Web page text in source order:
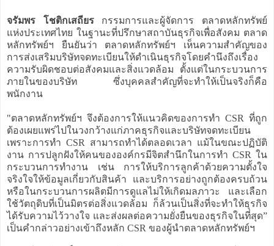
จรัมพร โชติกเสถียรกรรมการและผู้จัดการ ตลาดหลักทรัพย์
แห่งประเทศไทย ในฐานะที่ปรึกษาสถาบันธุรกิจเพื่อสังคม ตลาด
หลักทรัพย์ฯ ยืนยันว่า ตลาดหลักทรัพย์ฯ เห็นความสำคัญของ
การส่งเสริมบริษัทจดทะเบียนให้ดำเนินธุรกิจโดยคำนึงถึงเรื่อง
ความรับผิดชอบต่อสังคมและสิ่งแวดล้อม ตั้งแต่ในกระบวนการ
ภายในของบริษัท ซึ่งบุคคลสำคัญที่จะทำให้เป็นจริงก็คือ
พนักงาน
"ตลาดหลักทรัพย์ฯ จึงต้องการให้แนวคิดของการทำ CSR ที่ถูก
ต้องเผยแพร่ไปในวงกว้างแก่ภาคธุรกิจและบริษัทจดทะเบียน
เพราะการทำ CSR สามารถทำได้ตลอดเวลา แม้ในขณะปฏิบัติ
งาน การปลูกฝังให้คนขององค์กรมีจิตสำนึกในการทำ CSR ใน
กระบวนการทำงาน เช่น การให้บริการลูกค้าด้วยความตั้งใจ
จริงใจให้ข้อมูลเกี่ยวกับสินค้า และบริการอย่างถูกต้องครบถ้วน
หรือในกระบวนการผลิตมีการดูแลไม่ให้เกิดมลภาวะ และเลือก
ใช้วัตถุดิบที่เป็นมิตรต่อสิ่งแวดล้อม ก็ล้วนเป็นสิ่งที่จะทำให้ธุรกิจ
ได้รับความไว้วางใจ และส่งผลต่อความยั่งยืนของธุรกิจในที่สุด”
เป็นคำกล่าวอย่างเข้าถึงหลัก CSR ของผู้นำตลาดหลักทรัพย์ฯ